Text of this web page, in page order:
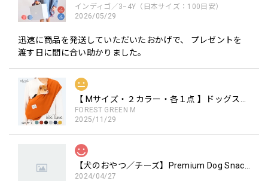
インディゴ／3−4Y（日本サイズ：100目安）
2026/05/29
迅速に商品を発送していただいたおかげで、 プレゼントを
渡す日に間に合い助かりました。
FOREST GREEN M
2025/11/29
2024/04/27